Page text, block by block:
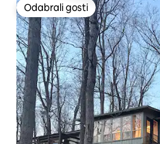
Odabrali gosti
Odabrali gosti